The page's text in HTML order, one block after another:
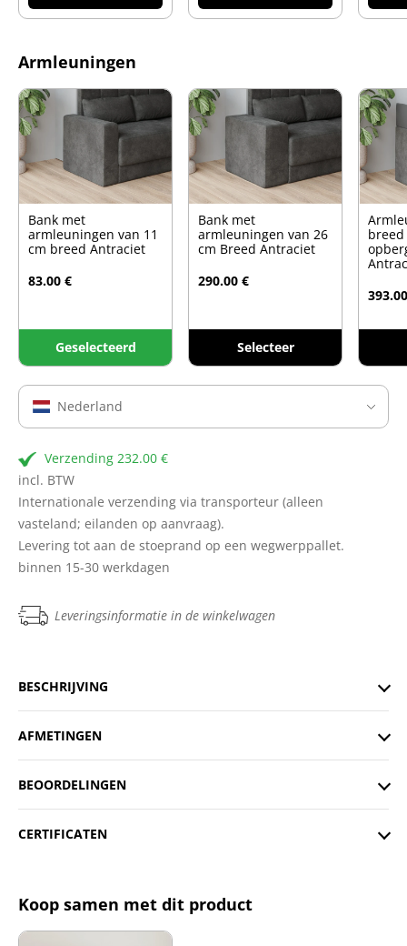
Armleuningen
Bank met
armleuningen van 11
cm breed Antraciet
83.00 €
Geselecteerd
Bank met
armleuningen van 26
cm Breed Antraciet
290.00 €
Selecteer
Nederland
Verzending 232.00 €
incl. BTW
Internationale verzending via transporteur (alleen
vasteland; eilanden op aanvraag).
Levering tot aan de stoeprand op een wegwerppallet.
binnen 15-30 werkdagen
Leveringsinformatie in de winkelwagen
BESCHRIJVING
AFMETINGEN
BEOORDELINGEN
CERTIFICATEN
Koop samen met dit product